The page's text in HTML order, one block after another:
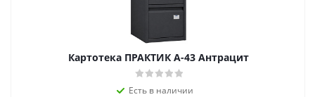
Картотека ПРАКТИК А-43 Антрацит
Есть в наличии